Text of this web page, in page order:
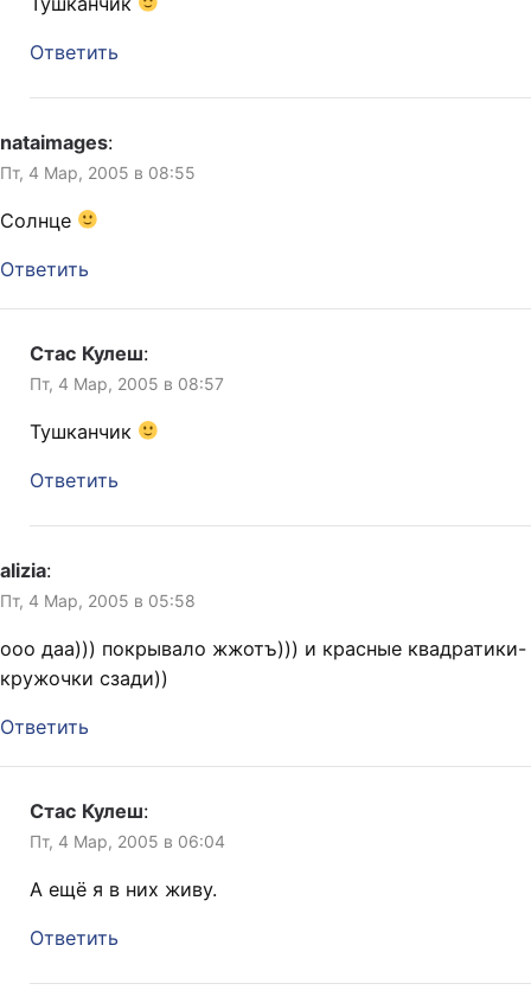
Ответить
nataimages:
Пт, 4 Мар, 2005 в 08:55
Cолнце
Ответить
Стас Кулеш:
Пт, 4 Мар, 2005 в 08:57
Тушканчик
Ответить
alizia:
Пт, 4 Мар, 2005 в 05:58
ооо даа))) покрывало жжотъ))) и красные квадратики-
кружочки сзади))
Ответить
Стас Кулеш:
Пт, 4 Мар, 2005 в 06:04
А ещё я в них живу.
Ответить